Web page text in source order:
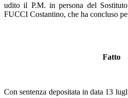
udito il P.M. in persona del
FUCCI Costantino, che ha concluso
Fatto
Con sentenza depositata in data 13